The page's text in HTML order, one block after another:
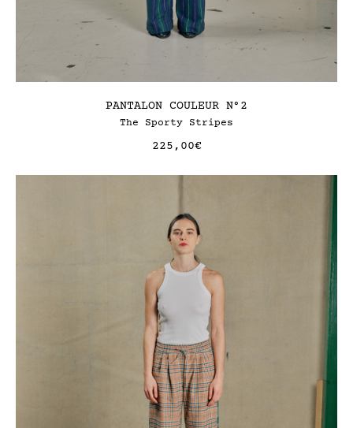
PANTALON COULEUR N°2
The Sporty Stripes
225,00€